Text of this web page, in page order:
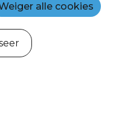
alle cookies